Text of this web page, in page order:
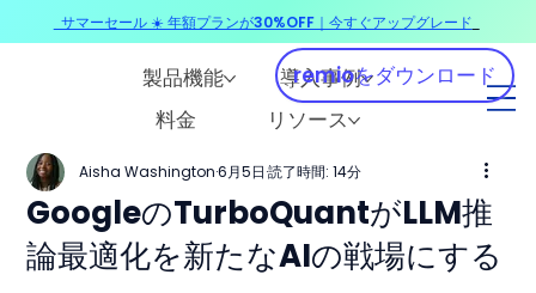
製品機能
導入事例
料金
リソース
remioをダウンロード
GoogleのTurboQuantがLLM推
論最適化を新たなAIの戦場にする
Aisha Washington 6月5日 読了時間: 14分
サマーセール ☀️ 年額プランが30%OFF｜今すぐアップグレード